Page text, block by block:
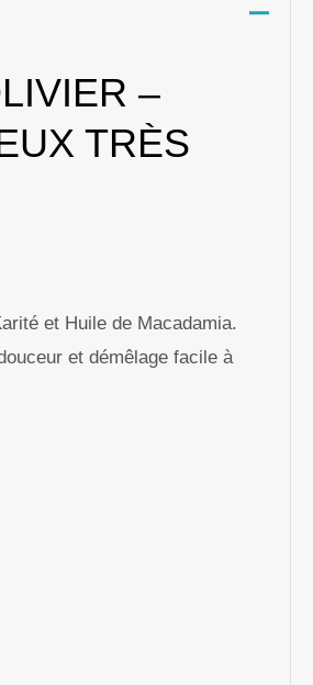
–
TRÈS
et Huile de Macadamia.
et démêlage facile à